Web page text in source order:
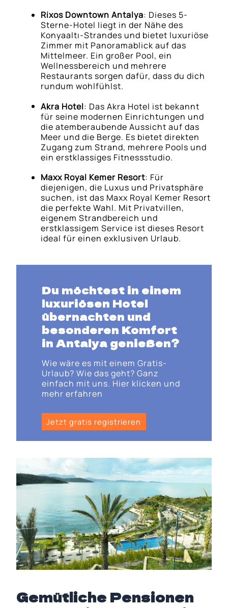
Rixos Downtown Antalya: Dieses 5-
Sterne-Hotel liegt in der Nähe des
Konyaaltı-Strandes und bietet luxuriöse
Zimmer mit Panoramablick auf das
Mittelmeer. Ein großer Pool, ein
Wellnessbereich und mehrere
Restaurants sorgen dafür, dass du dich
rundum wohlfühlst.
Akra Hotel: Das Akra Hotel ist bekannt
für seine modernen Einrichtungen und
die atemberaubende Aussicht auf das
Meer und die Berge. Es bietet direkten
Zugang zum Strand, mehrere Pools und
ein erstklassiges Fitnessstudio.
Maxx Royal Kemer Resort: Für
diejenigen, die Luxus und Privatsphäre
suchen, ist das Maxx Royal Kemer Resort
die perfekte Wahl. Mit Privatvillen,
eigenem Strandbereich und
erstklassigem Service ist dieses Resort
ideal für einen exklusiven Urlaub.
Du möchtest in einem
luxuriösen Hotel
übernachten und
besonderen Komfort
in Antalya genießen?
Wie wäre es mit einem Gratis-
Urlaub? Wie das geht? Ganz
einfach mit uns. Hier klicken und
mehr erfahren
Jetzt gratis registrieren
Gemütliche Pensionen